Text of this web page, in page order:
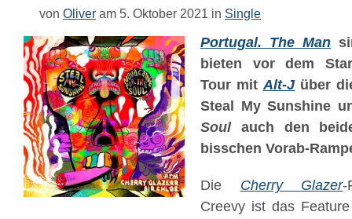
von Oliver am 5. Oktober 2021 in Single
Portugal. The Man
bieten vor dem
Tour mitAlt-Jüber
Steal My Sunshine
Soulauch den
bisschen Vorab-
Die Cherry Glazer-
Creevy ist das